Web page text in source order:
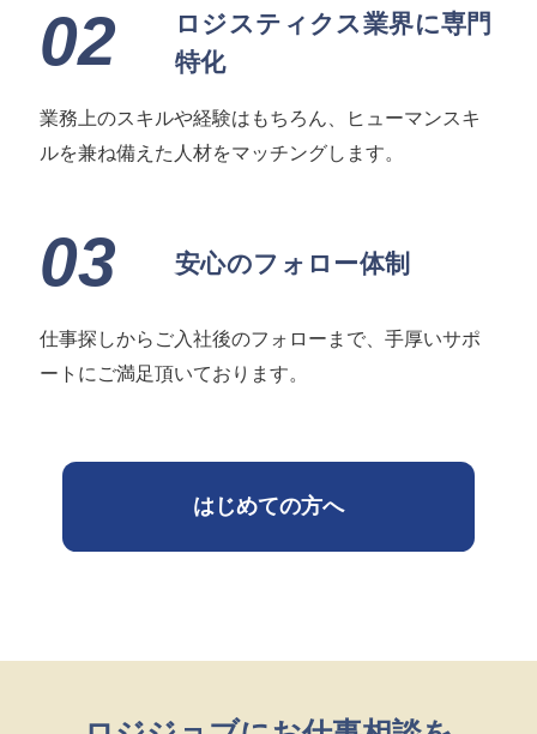
02
ロジスティクス業界に専門
特化
業務上のスキルや経験はもちろん、ヒューマンスキ
ルを兼ね備えた人材をマッチングします。
03 安心のフォロー体制
仕事探しからご入社後のフォローまで、手厚いサポ
ートにご満足頂いております。
はじめての方へ